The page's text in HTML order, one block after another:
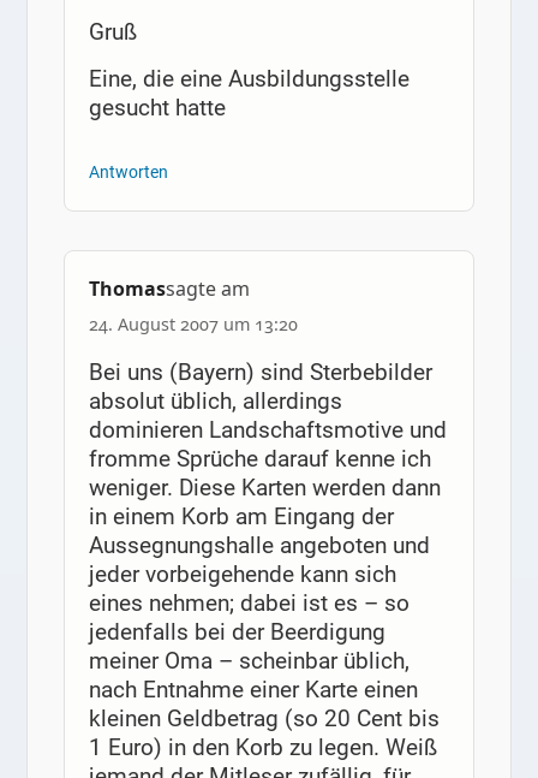
Gruß
Eine, die eine Ausbildungsstelle
gesucht hatte
Antworten
Thomassagte am
24. August 2007 um 13:20
Bei uns (Bayern) sind Sterbebilder
absolut üblich, allerdings
dominieren Landschaftsmotive und
fromme Sprüche darauf kenne ich
weniger. Diese Karten werden dann
in einem Korb am Eingang der
Aussegnungshalle angeboten und
jeder vorbeigehende kann sich
eines nehmen; dabei ist es – so
jedenfalls bei der Beerdigung
meiner Oma – scheinbar üblich,
nach Entnahme einer Karte einen
kleinen Geldbetrag (so 20 Cent bis
1 Euro) in den Korb zu legen. Weiß